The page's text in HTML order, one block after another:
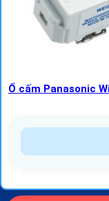
Ổ cấm Panasonic